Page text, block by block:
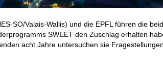
SO/Valais-Wallis) und die EPFL führen die
SWEET den Zuschlag erhalten
acht Jahre untersuchen sie